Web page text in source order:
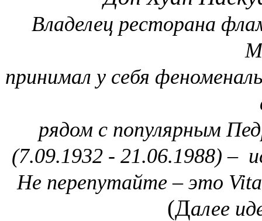
Владелец ресторана
принимал у себя
рядом с популярным
(7.09.1932 - 21.06.1988) –
Не перепутайте – это
(Далее